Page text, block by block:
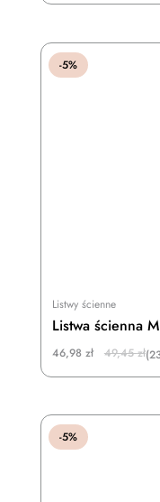
-5%
Listwy ścienne
Listwa ścienna
49,45zł
Original
46,98 zł
Current
-5%